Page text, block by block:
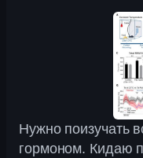
Нужно поизучать
гормоном. Кидаю